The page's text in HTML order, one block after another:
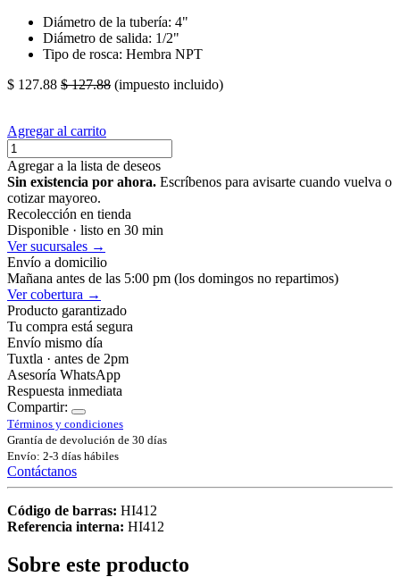
Diámetro de la tubería: 4"
Diámetro de salida: 1/2"
Tipo de rosca: Hembra NPT
$ 127.88 $127.88 (impuesto incluido)
Agregar al carrito
Agregar a la lista de deseos
Sin existencia por ahora. Escríbenos para avisarte cuando vuelva o
cotizar mayoreo.
Recolección en tienda
Disponible · listo en 30 min
Ver sucursales →
Envío a domicilio
Mañana antes de las 5:00 pm (los domingos no repartimos)
Ver cobertura →
Producto garantizado
Tu compra está segura
Envío mismo día
Tuxtla · antes de 2pm
Asesoría WhatsApp
Respuesta inmediata
Compartir:
Términos y condiciones
Grantía de devolución de 30 días
Envío: 2-3 días hábiles
Contáctanos
Código de barras: HI412
Referencia interna: HI412
Sobre este producto